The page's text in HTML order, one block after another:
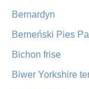
Bernardyn
Berneński Pies
Bichon frise
Biwer Yorkshire